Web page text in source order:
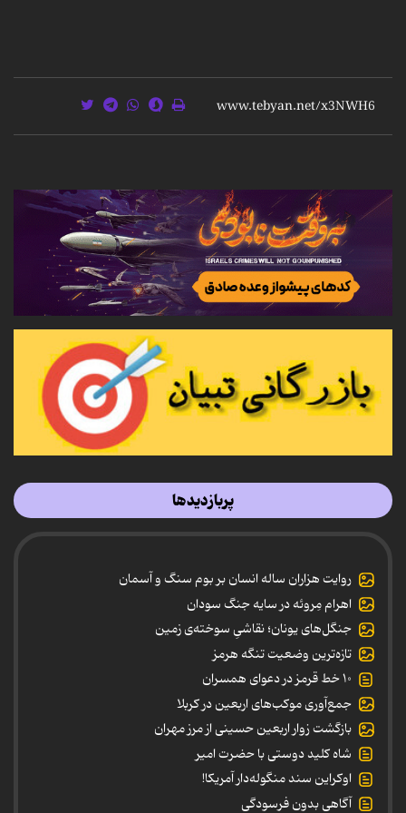
پربازدیدها
روایت هزاران ساله انسان بر بوم سنگ و آسمان
اهرام مِروئه در سایه جنگ سودان
جنگل‌های یونان؛ نقاشیِ سوخته‌ی زمین
تازه‌ترین وضعیت تنگه هرمز
۱۰ خط قرمز در دعوای همسران
جمع‌آوری موکب‌های اربعین در کربلا
بازگشت زوار اربعین حسینی از مرز مهران
شاه کلید دوستی با حضرت امیر
اوکراین سند منگوله‌دار آمریکا!
آگاهی بدون فرسودگی